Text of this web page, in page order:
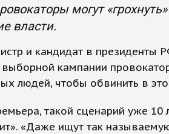
могут
власти.
и кандидат в президенты
кампании
людей, чтобы обвинить в
такой сценарий уже 10
«Даже ищут так